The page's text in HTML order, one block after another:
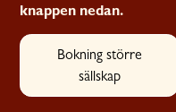
knappen nedan.
Bokning större
sällskap